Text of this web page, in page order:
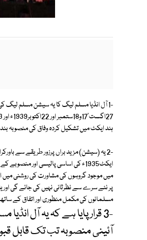
-1 آل انڈیا مسلم لیگ کا یہ سیشن مسلم لیگ
ہند ایکٹ میں تشکیل کردہ وفاق کی منصوبہ
ایکٹ1935ء کی اساسی پالیسی اور
میں موجود گروہوں کی مشاورت کی روشنی
پر نئے سرے سے نظرثانی نہیں کی جائے گی
مسلمانوں کی مکمل منظوری اور اتفاق کے
-3 قرار پایا ہے کہ یہ آل
آئینی منصوبہ تب تک قابل